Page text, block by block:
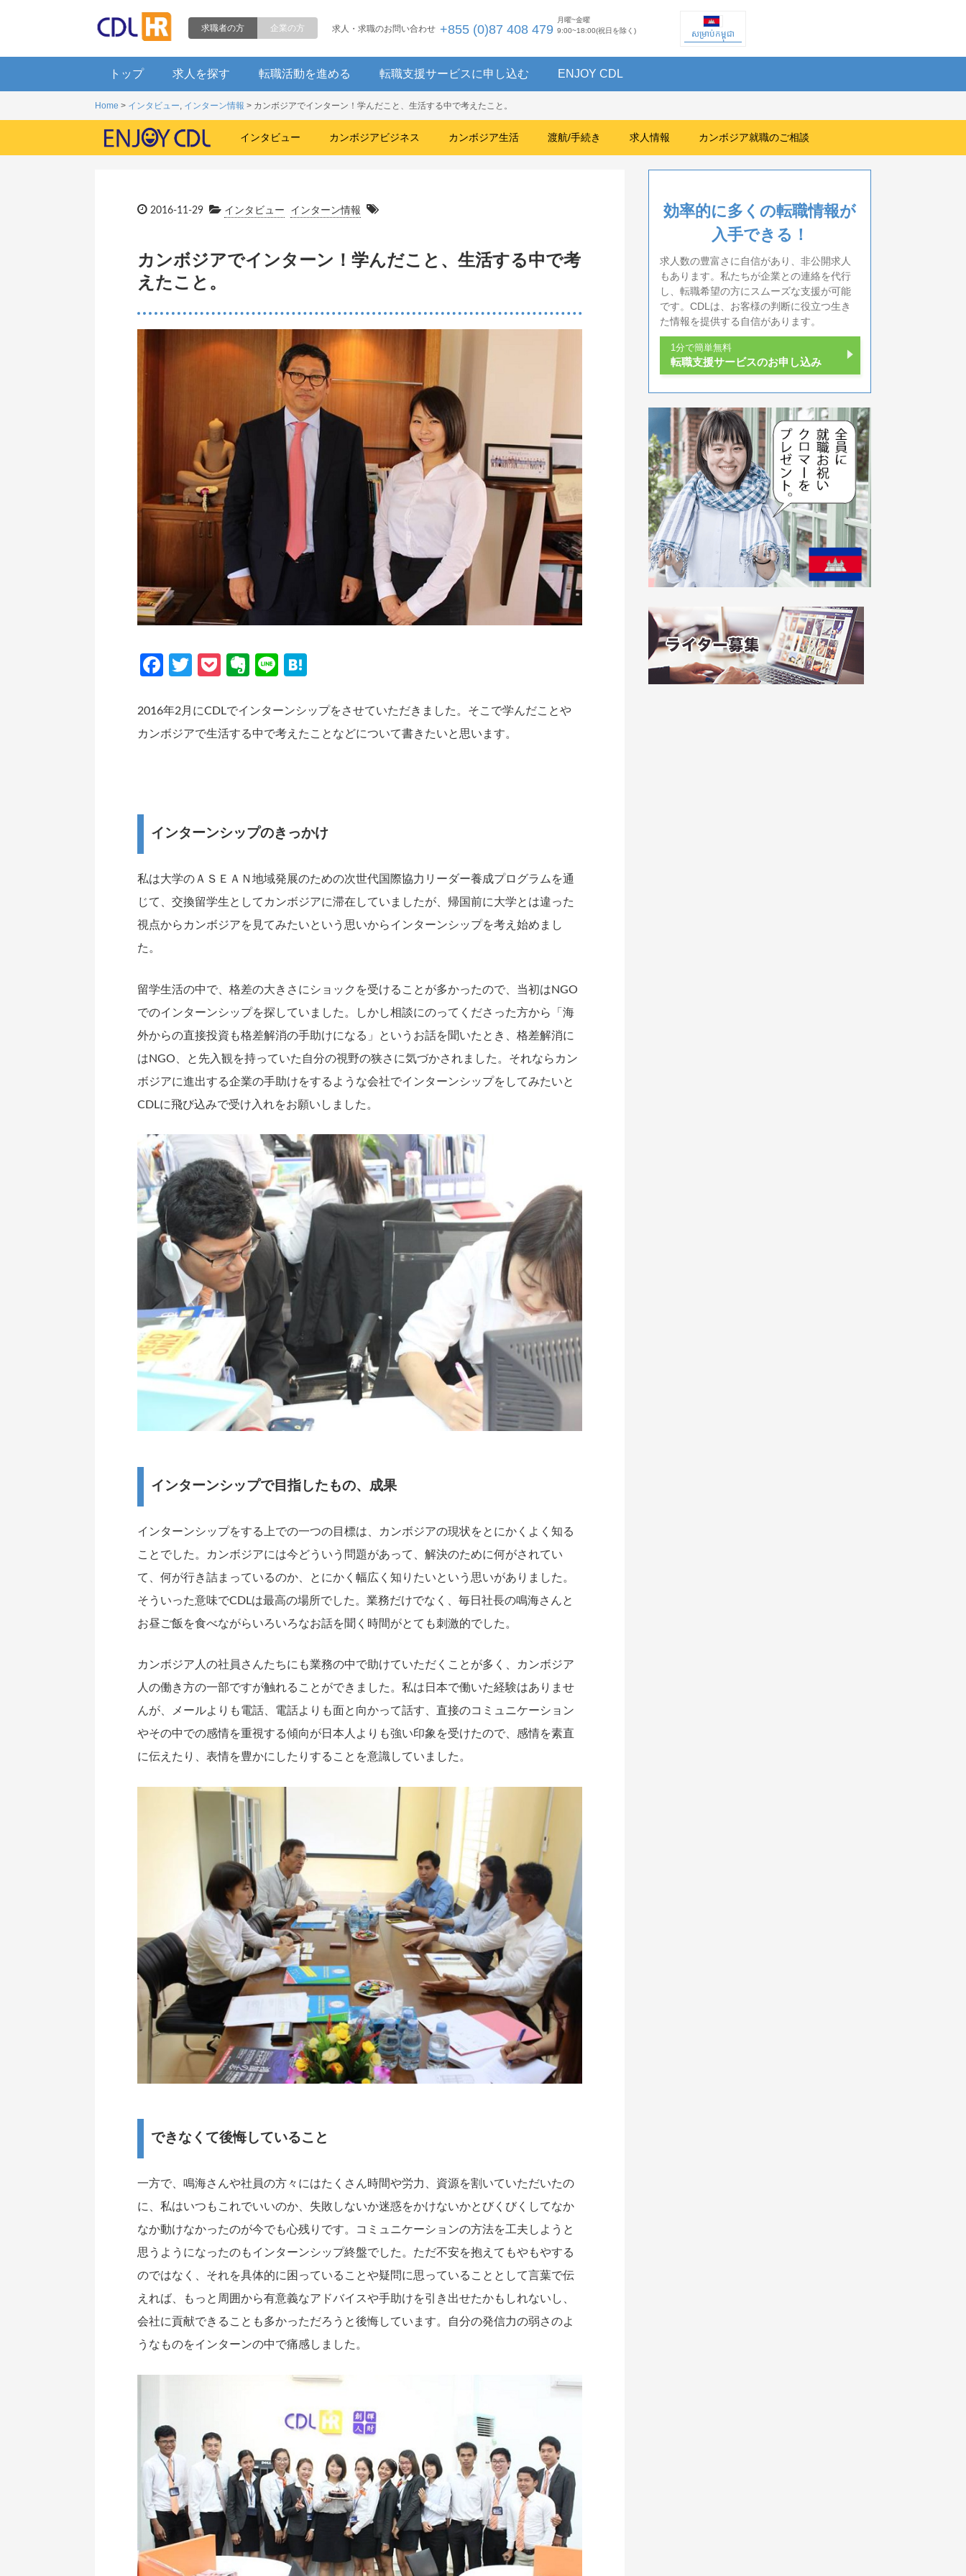
求人・求職のお問い合わせ +855 (0)87 408 479
月曜~金曜
9:00~18:00(祝日を除く)
សម្រាប់កម្ពុជា
求職者の方 企業の方
トップ 求人を探す 転職活動を進める 転職支援サービスに申し込む ENJOY CDL
Home > インタビュー, インターン情報 > カンボジアでインターン！学んだこと、生活する中で考えたこと。
インタビュー カンボジアビジネス カンボジア生活 渡航/手続き 求人情報 カンボジア就職のご相談
2016-11-29 インタビュー インターン情報
カンボジアでインターン！学んだこと、生活する中で考
えたこと。
Facebook
Twitter
PocketEvernote
Line
2016年2月にCDLでインターンシップをさせていただきました。そこで学んだことや
カンボジアで生活する中で考えたことなどについて書きたいと思います。
インターンシップのきっかけ
私は大学のＡＳＥＡＮ地域発展のための次世代国際協力リーダー養成プログラムを通
じて、交換留学生としてカンボジアに滞在していましたが、帰国前に大学とは違った
視点からカンボジアを見てみたいという思いからインターンシップを考え始めまし
た。
留学生活の中で、格差の大きさにショックを受けることが多かったので、当初はNGO
でのインターンシップを探していました。しかし相談にのってくださった方から「海
外からの直接投資も格差解消の手助けになる」というお話を聞いたとき、格差解消に
はNGO、と先入観を持っていた自分の視野の狭さに気づかされました。それならカン
ボジアに進出する企業の手助けをするような会社でインターンシップをしてみたいと
CDLに飛び込みで受け入れをお願いしました。
インターンシップで目指したもの、成果
インターンシップをする上での一つの目標は、カンボジアの現状をとにかくよく知る
ことでした。カンボジアには今どういう問題があって、解決のために何がされてい
て、何が行き詰まっているのか、とにかく幅広く知りたいという思いがありました。
そういった意味でCDLは最高の場所でした。業務だけでなく、毎日社長の鳴海さんと
お昼ご飯を食べながらいろいろなお話を聞く時間がとても刺激的でした。
カンボジア人の社員さんたちにも業務の中で助けていただくことが多く、カンボジア
人の働き方の一部ですが触れることができました。私は日本で働いた経験はありませ
んが、メールよりも電話、電話よりも面と向かって話す、直接のコミュニケーション
やその中での感情を重視する傾向が日本人よりも強い印象を受けたので、感情を素直
に伝えたり、表情を豊かにしたりすることを意識していました。
できなくて後悔していること
一方で、鳴海さんや社員の方々にはたくさん時間や労力、資源を割いていただいたの
に、私はいつもこれでいいのか、失敗しないか迷惑をかけないかとびくびくしてなか
なか動けなかったのが今でも心残りです。コミュニケーションの方法を工夫しようと
思うようになったのもインターンシップ終盤でした。ただ不安を抱えてもやもやする
のではなく、それを具体的に困っていることや疑問に思っていることとして言葉で伝
えれば、もっと周囲から有意義なアドバイスや手助けを引き出せたかもしれないし、
会社に貢献できることも多かっただろうと後悔しています。自分の発信力の弱さのよ
うなものをインターンの中で痛感しました。
効率的に多くの転職情報が
入手できる！
求人数の豊富さに自信があり、非公開求人
もあります。私たちが企業との連絡を代行
し、転職希望の方にスムーズな支援が可能
です。CDLは、お客様の判断に役立つ生き
た情報を提供する自信があります。
1分で簡単無料
転職支援サービスのお申し込み